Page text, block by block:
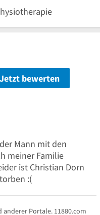
Jetzt bewerten
Mann mit den
meiner Familie
ist Christian Dorn
:(
Portale. 11880.com